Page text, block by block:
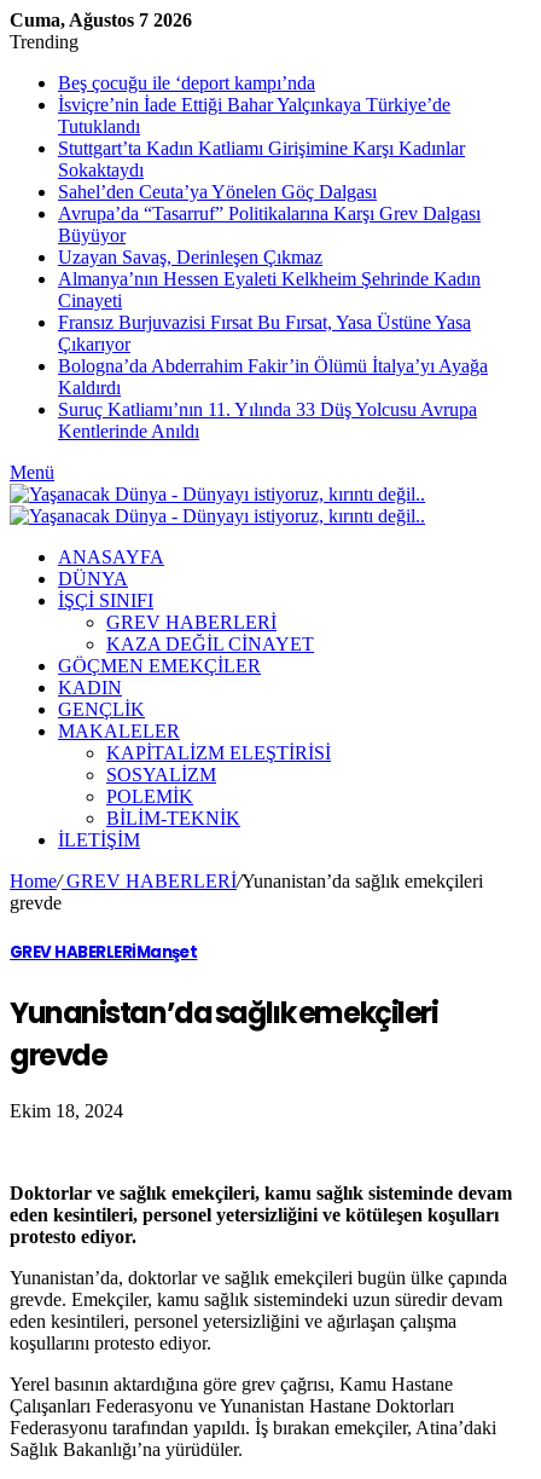
Cuma, Ağustos 7 2026
Trending
Beş çocuğu ile ‘deport kampı’nda
İsviçre’nin İade Ettiği Bahar Yalçınkaya Türkiye’de
Tutuklandı
Stuttgart’ta Kadın Katliamı Girişimine Karşı Kadınlar
Sokaktaydı
Sahel’den Ceuta’ya Yönelen Göç Dalgası
Avrupa’da “Tasarruf” Politikalarına Karşı Grev Dalgası
Büyüyor
Uzayan Savaş, Derinleşen Çıkmaz
Almanya’nın Hessen Eyaleti Kelkheim Şehrinde Kadın
Cinayeti
Fransız Burjuvazisi Fırsat Bu Fırsat, Yasa Üstüne Yasa
Çıkarıyor
Bologna’da Abderrahim Fakir’in Ölümü İtalya’yı Ayağa
Kaldırdı
Suruç Katliamı’nın 11. Yılında 33 Düş Yolcusu Avrupa
Kentlerinde Anıldı
Menü
ANASAYFA
DÜNYA
İŞÇİ SINIFI
GREV HABERLERİ
KAZA DEĞİL CİNAYET
GÖÇMEN EMEKÇİLER
KADIN
GENÇLİK
MAKALELER
KAPİTALİZM ELEŞTİRİSİ
SOSYALİZM
POLEMİK
BİLİM-TEKNİK
ILETIŞIM
Home/GREV HABERLERİ/Yunanistan’da sağlık emekçileri
grevde
GREV HABERLERİManşet
Yunanistan’da sağlık emekçileri
grevde
Ekim 18, 2024
Doktorlar ve sağlık emekçileri, kamu sağlık sisteminde devam
eden kesintileri, personel yetersizliğini ve kötüleşen koşulları
protesto ediyor.
Yunanistan’da, doktorlar ve sağlık emekçileri bugün ülke çapında
grevde. Emekçiler, kamu sağlık sistemindeki uzun süredir devam
eden kesintileri, personel yetersizliğini ve ağırlaşan çalışma
koşullarını protesto ediyor.
Yerel basının aktardığına göre grev çağrısı, Kamu Hastane
Çalışanları Federasyonu ve Yunanistan Hastane Doktorları
Federasyonu tarafından yapıldı. İş bırakan emekçiler, Atina’daki
Sağlık Bakanlığı’na yürüdüler.